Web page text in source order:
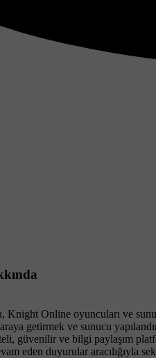
Knight Online oyuncuları ve
getirmek ve sunucu
güvenilir ve bilgi paylaşım
eden duyurular aracılığıyla